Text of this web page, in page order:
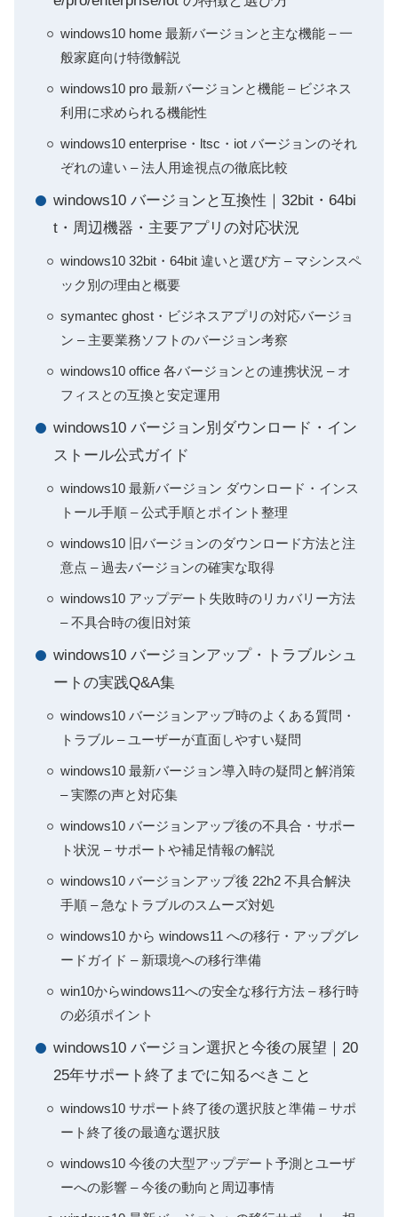
windows10 home 最新バージョンと主な機能 – 一
般家庭向け特徴解説
windows10 pro 最新バージョンと機能 – ビジネス
利用に求められる機能性
windows10 enterprise・ltsc・iot バージョンのそれ
ぞれの違い – 法人用途視点の徹底比較
windows10 バージョンと互換性｜32bit・64bi
t・周辺機器・主要アプリの対応状況
windows10 32bit・64bit 違いと選び方 – マシンスペ
ック別の理由と概要
symantec ghost・ビジネスアプリの対応バージョ
ン – 主要業務ソフトのバージョン考察
windows10 office 各バージョンとの連携状況 – オ
フィスとの互換と安定運用
windows10 バージョン別ダウンロード・イン
ストール公式ガイド
windows10 最新バージョン ダウンロード・インス
トール手順 – 公式手順とポイント整理
windows10 旧バージョンのダウンロード方法と注
意点 – 過去バージョンの確実な取得
windows10 アップデート失敗時のリカバリー方法
– 不具合時の復旧対策
windows10 バージョンアップ・トラブルシュ
ートの実践Q&A集
windows10 バージョンアップ時のよくある質問・
トラブル – ユーザーが直面しやすい疑問
windows10 最新バージョン導入時の疑問と解消策
– 実際の声と対応集
windows10 バージョンアップ後の不具合・サポー
ト状況 – サポートや補足情報の解説
windows10 バージョンアップ後 22h2 不具合解決
手順 – 急なトラブルのスムーズ対処
windows10 から windows11 への移行・アップグレ
ードガイド – 新環境への移行準備
win10からwindows11への安全な移行方法 – 移行時
の必須ポイント
windows10 バージョン選択と今後の展望｜20
25年サポート終了までに知るべきこと
windows10 サポート終了後の選択肢と準備 – サポ
ート終了後の最適な選択肢
windows10 今後の大型アップデート予測とユーザ
ーへの影響 – 今後の動向と周辺事情